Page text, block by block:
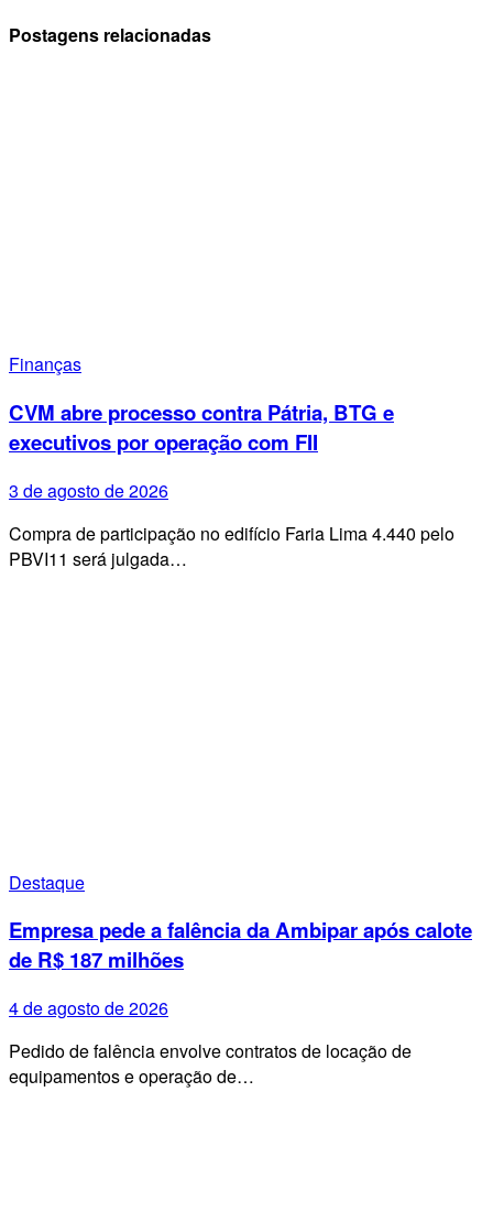
Postagens relacionadas
Finanças
CVM abre processo contra Pátria, BTG e
executivos por operação com FII
3 de agosto de 2026
Compra de participação no edifício Faria Lima 4.440 pelo
PBVI11 será julgada…
Destaque
Empresa pede a falência da Ambipar após calote
de R$ 187 milhões
4 de agosto de 2026
Pedido de falência envolve contratos de locação de
equipamentos e operação de…